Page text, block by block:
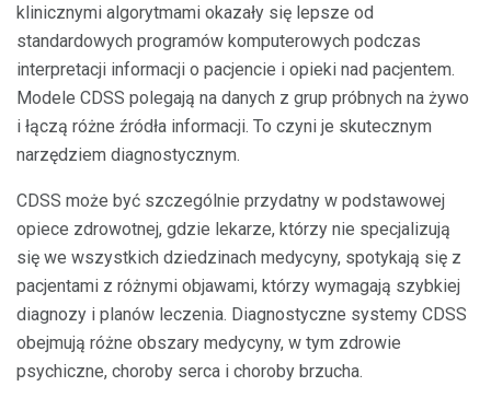
klinicznymi algorytmami okazały się lepsze od
standardowych programów komputerowych podczas
interpretacji informacji o pacjencie i opieki nad pacjentem.
Modele CDSS polegają na danych z grup próbnych na żywo
i łączą różne źródła informacji. To czyni je skutecznym
narzędziem diagnostycznym.
CDSS może być szczególnie przydatny w podstawowej
opiece zdrowotnej, gdzie lekarze, którzy nie specjalizują
się we wszystkich dziedzinach medycyny, spotykają się z
pacjentami z różnymi objawami, którzy wymagają szybkiej
diagnozy i planów leczenia. Diagnostyczne systemy CDSS
obejmują różne obszary medycyny, w tym zdrowie
psychiczne, choroby serca i choroby brzucha.